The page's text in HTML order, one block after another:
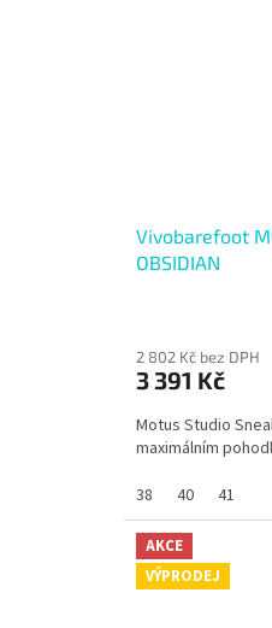
Vivobarefoot
OBSIDIAN
produktu
je
z
5
2 802 Kč bez DPH
3 391 Kč
Motus Studio
maximálním
38
40 41
AKCE
VÝPRODEJ